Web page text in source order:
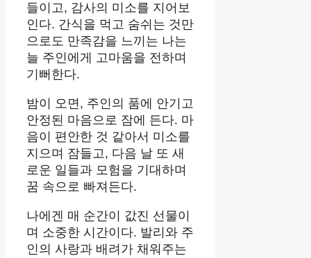
들이고, 감사의 미소를 지어보
인다. 간식을 먹고 숨쉬는 것만
으로도 만족감을 느끼는 나는
늘 주인에게 고마움을 전하며
기뻐한다.
밤이 오면, 주인의 품에 안기고
안정된 마음으로 잠에 든다. 마
음이 편안한 것 같아서 미소를
지으며 잠들고, 다음 날 또 새
로운 일들과 모험을 기대하며
꿈 속으로 빠져든다.
나에겐 매 순간이 값진 선물이
며 소중한 시간이다. 발리와 주
인의 사랑과 배려가 채워주는